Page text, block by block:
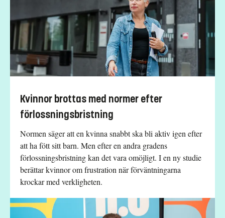
Kvinnor brottas med normer efter
förlossningsbristning
Normen säger att en kvinna snabbt ska bli aktiv igen efter
att ha fött sitt barn. Men efter en andra gradens
förlossningsbristning kan det vara omöjligt. I en ny studie
berättar kvinnor om frustration när förväntningarna
krockar med verkligheten.